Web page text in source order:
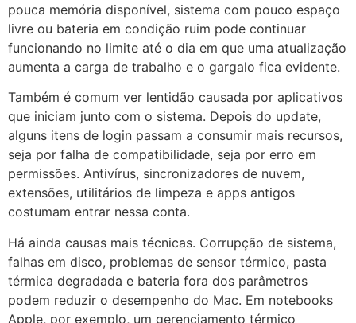
pouca memória disponível, sistema com pouco espaço
livre ou bateria em condição ruim pode continuar
funcionando no limite até o dia em que uma atualização
aumenta a carga de trabalho e o gargalo fica evidente.
Também é comum ver lentidão causada por aplicativos
que iniciam junto com o sistema. Depois do update,
alguns itens de login passam a consumir mais recursos,
seja por falha de compatibilidade, seja por erro em
permissões. Antivírus, sincronizadores de nuvem,
extensões, utilitários de limpeza e apps antigos
costumam entrar nessa conta.
Há ainda causas mais técnicas. Corrupção de sistema,
falhas em disco, problemas de sensor térmico, pasta
térmica degradada e bateria fora dos parâmetros
podem reduzir o desempenho do Mac. Em notebooks
Apple, por exemplo, um gerenciamento térmico